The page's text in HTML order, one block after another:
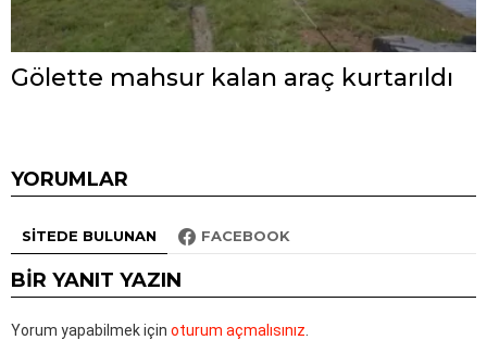
Gölette mahsur kalan araç kurtarıldı
YORUMLAR
SITEDE BULUNAN FACEBOOK
BIR YANIT YAZIN
Yorum yapabilmek için oturum açmalısınız